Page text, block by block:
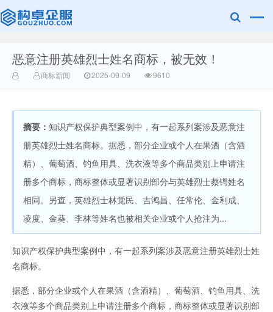
赣州乐融知识
产权有限公司
恶意注册英雄烈士姓名商标，被无效！
商标新闻 2025-09-09 9610
摘要： 知识产权保护典型案例中，有一起系列案涉及恶意注
册英雄烈士姓名商标。据悉，部分企业或个人在果酒（含酒
精）、葡萄酒、钓鱼用具、洗衣液等多个商品类别上申请注
册多个商标，商标整体或显著识别部分与英雄烈士蔡锷姓名
相同。另查，英雄烈士林觉民、吉鸿昌、任常伦、金利成、
凌度、金葵、李林等姓名也被相关企业或个人抢注为...
知识产权保护典型案例中，有一起系列案涉及恶意注册英雄烈士姓
名商标。
据悉，部分企业或个人在果酒（含酒精）、葡萄酒、钓鱼用具、洗
衣液等多个商品类别上申请注册多个商标，商标整体或显著识别部